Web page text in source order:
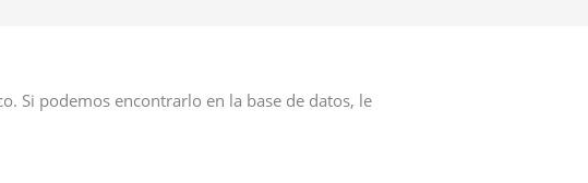
Si podemos encontrarlo en la base de datos, le